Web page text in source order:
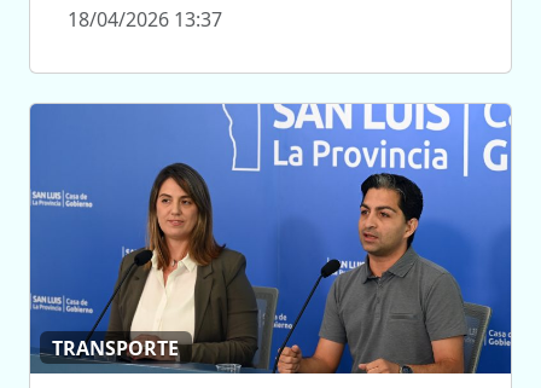
18/04/2026 13:37
TRANSPORTE